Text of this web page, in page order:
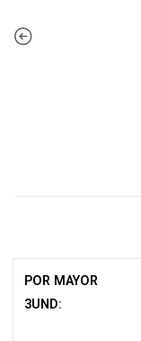
POR MAYOR
3UND: